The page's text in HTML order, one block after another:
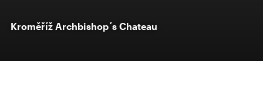
Kroměříž Archbishop´s Chateau